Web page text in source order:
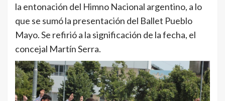
la entonación del Himno Nacional argentino, a lo
que se sumó la presentación del Ballet Pueblo
Mayo. Se refirió a la significación de la fecha, el
concejal Martín Serra.